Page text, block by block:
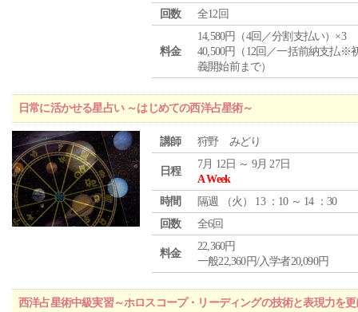
回数
全12回
料金
14,580円（4回／分割支払い）×3
40,500円（12回／一括前納支払※
義開始前まで）
日常に活かせる星占い ～はじめての西洋占星術～
講師 狩野 みどり
日程
7月 12日 ～ 9月 27日
A Week
時間
隔週 （火 ） 13 ：10 ～ 14 ：30
回数
全6回
料金
22,360円
一般22,360円/入学者20,090円
西洋占星術中級実習～ホロスコープ・リーディングの技術と表現力を